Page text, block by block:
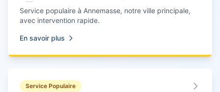
Service populaire à Annemasse, notre ville principale,
avec intervention rapide.
En savoir plus
Service Populaire